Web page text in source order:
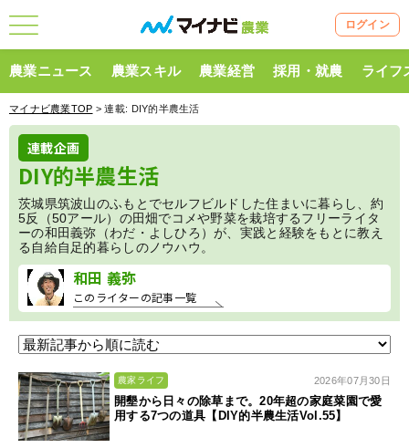
ログイン
農業ニュース 農業スキル 農業経営 採用・就農 ライフ
マイナビ農業TOP > 連載: DIY的半農生活
連載企画
DIY的半農生活
茨城県筑波山のふもとでセルフビルドした住まいに暮らし、約
5反（50アール）の田畑でコメや野菜を栽培するフリーライタ
ーの和田義弥（わだ・よしひろ）が、実践と経験をもとに教え
る自給自足的暮らしのノウハウ。
和田 義弥
このライターの記事一覧
農家ライフ 2026年07月30日
開墾から日々の除草まで。20年超の家庭菜園で愛
用する7つの道具【DIY的半農生活Vol.55】